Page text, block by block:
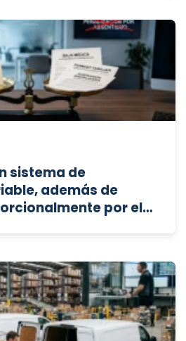
contraste no
sistema de
además de
por el
supuestos de
permisos